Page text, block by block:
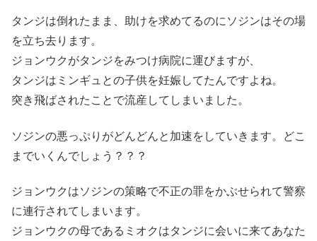
タンジは倒れたまま、助けを求めてるのにソジンはその場
を立ち去ります。
ジョンウクがタンジをみつけ病院に運びますが、
タンジはミンギュとの子供を妊娠してたんですよね。
突き飛ばされたことで流産してしまいました。
ソジンの悪っぷりがどんどんと加速をしていきます。どこ
までいくんでしょう？？？
ジョンウクはソジンの策略で不正の罪をかぶせられて警察
に連行されてしまいます。
ジョンウクの母であるミオクはタンジに会いに来てあなた